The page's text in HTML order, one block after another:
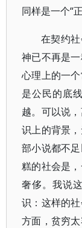
同样是一个“正
在契约
神已不再是
心理上的一
是公民的底
越。可以说
识上的背景
部小说都不
糕的社会是
奢侈。我说
识：这样的
方面，贫穷